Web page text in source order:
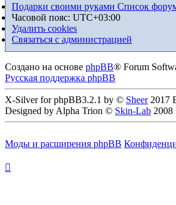
Подарки своими руками Список
Часовой пояс: UTC+03:00
Удалить cookies
Связаться с администрацией
Создано на основе phpBB® Forum
Русская поддержка phpBB
X-Silver for phpBB3.2.1 by © Sheer2017
Designed by Alpha Trion © Skin-Lab 2008
Моды и расширения phpBB